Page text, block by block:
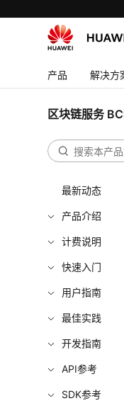
产品 解决方
区块链服务
最新动态
产品介绍
计费说明
快速入门
用户指南
最佳实践
开发指南
API参考
SDK参考